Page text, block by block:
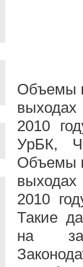
Объемы
2010
УрБК,
Объемы
2010
Такие
на